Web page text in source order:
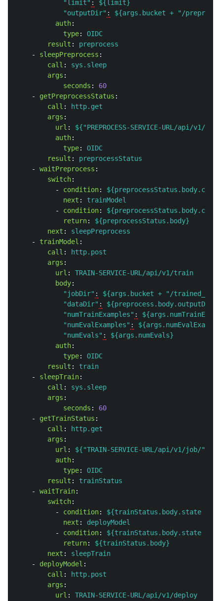
" limit" :
${limit}
"outputDir" :
${args.bucket + "/preproc"}
auth:
type:
OIDC
result :
preprocess
-
sleepPreprocess :
call :
sys.sleep
args :
seconds :
60
-
getPreprocessStatus :
call :
http.get
args :
url :
${"PREPROCESS-SERVICE-URL/api/
auth:
type:
OIDC
result :
preprocessStatus
-
waitPreprocess :
switch:
-
condition:
next :
trainModel
-
condition:
return:
${preprocessStatus.body}
next :
sleepPreprocess
-
trainModel :
call :
http.post
args :
url :
TRAIN-SERVICE-URL/api/v1/train
body:
" jobDir" :
${args.bucket + "/
"dataDir" :
${preprocess.body.outputDir}
"numTrainExamples" :
"numEvalExamples" :
"numEvals" :
${args.numEvals}
auth:
type:
OIDC
result :
train
-
sleepTrain:
call :
sys.sleep
args :
seconds :
60
-
getTrainStatus :
call :
http.get
args :
url :
${"TRAIN-SERVICE-URL/api/v1/job/"
auth:
type:
OIDC
result :
trainStatus
-
waitTrain:
switch:
-
condition:
${trainStatus.body.state ==
next :
deployModel
-
condition:
${trainStatus.body.state ==
return:
${trainStatus.body}
next :
sleepTrain
-
deployModel :
call :
http.post
args :
url :
TRAIN-SERVICE-URL/api/v1/deploy